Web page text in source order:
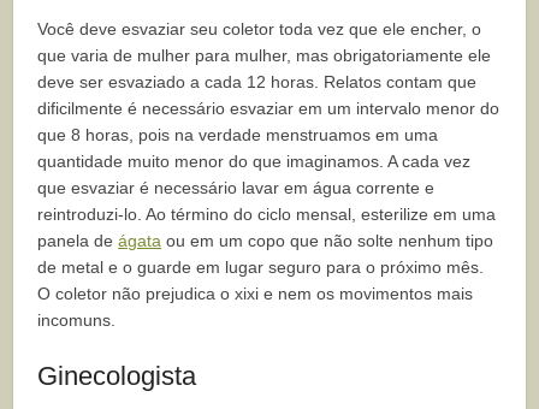
Você deve esvaziar seu coletor toda vez que ele encher, o
que varia de mulher para mulher, mas obrigatoriamente ele
deve ser esvaziado a cada 12 horas. Relatos contam que
dificilmente é necessário esvaziar em um intervalo menor do
que 8 horas, pois na verdade menstruamos em uma
quantidade muito menor do que imaginamos. A cada vez
que esvaziar é necessário lavar em água corrente e
reintroduzi-lo. Ao término do ciclo mensal, esterilize em uma
panela deágata ou em um copo que não solte nenhum tipo
de metal e o guarde em lugar seguro para o próximo mês.
O coletor não prejudica o xixi e nem os movimentos mais
incomuns.
Ginecologista